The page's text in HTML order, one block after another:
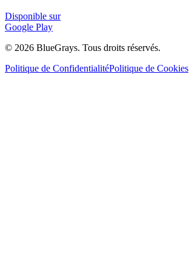
Disponible sur
Google Play
© 2026 BlueGrays. Tous droits réservés.
Politique de ConfidentialitéPolitique de Cookies